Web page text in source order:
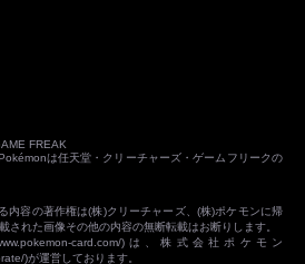
FREAK
は任天堂・クリーチャーズ・ゲームフリークの
内容の著作権は(株)クリーチャーズ、(株)ポケモンに帰
された画像その他の内容の無断転載はお断りします。
card.com/)は、株式会社ポケモン
)が運営しております。